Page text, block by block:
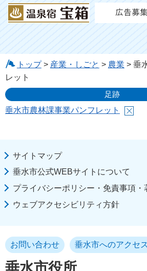
トップ> 産業・しごと > 農業 > 垂
レット
足跡
垂水市農林課事業パンフレット
サイトマップ
垂水市公式WEBサイトについて
プライバシーポリシー・免責事項・
ウェブアクセシビリティ方針
垂水市役所
お問い合わせ 垂水市へのアクセス